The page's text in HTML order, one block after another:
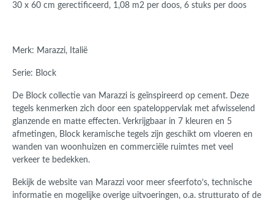
30 x 60 cm gerectificeerd, 1,08 m2 per doos, 6 stuks per doos
Merk: Marazzi, Italië
Serie: Block
De Block collectie van Marazzi is geïnspireerd op cement. Deze
tegels kenmerken zich door een spateloppervlak met afwisselend
glanzende en matte effecten. Verkrijgbaar in 7 kleuren en 5
afmetingen, Block keramische tegels zijn geschikt om vloeren en
wanden van woonhuizen en commerciële ruimtes met veel
verkeer te bedekken.
Bekijk de website van Marazzi voor meer sfeerfoto’s, technische
informatie en mogelijke overige uitvoeringen, o.a. strutturato of de